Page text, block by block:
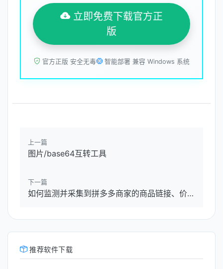
立即免费下载官方正
版
官方正版 安全无毒 智能部署 兼容 Windows 系统
上一篇
图片/base64互转工具
下一篇
如何监测并采集到拼多多商家的商品链接、价格、券后价、销量等产品信息？
推荐软件下载